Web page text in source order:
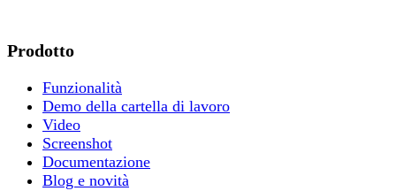
Prodotto
Funzionalità
Demo della cartella di lavoro
Video
Screenshot
Documentazione
Blog e novità